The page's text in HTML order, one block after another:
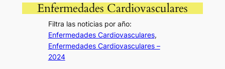
Enfermedades Cardiovasculares
Filtra las noticias por año:
Enfermedades Cardiovasculares
Enfermedades Cardiovasculares –
2024